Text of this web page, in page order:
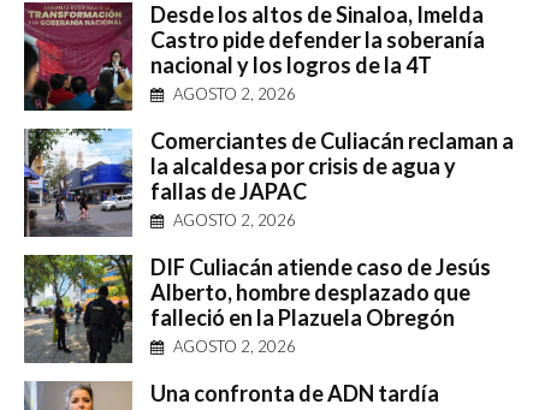
Desde los altos de Sinaloa, Imelda
Castro pide defender la soberanía
nacional y los logros de la 4T
AGOSTO 2, 2026
Comerciantes de Culiacán reclaman a
la alcaldesa por crisis de agua y
fallas de JAPAC
AGOSTO 2, 2026
DIF Culiacán atiende caso de Jesús
Alberto, hombre desplazado que
falleció en la Plazuela Obregón
AGOSTO 2, 2026
Una confronta de ADN tardía